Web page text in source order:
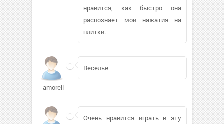
нравится, как быстро она
распознает мои нажатия на
плитки.
amorell850
Веселье
Очень нравится играть в эту